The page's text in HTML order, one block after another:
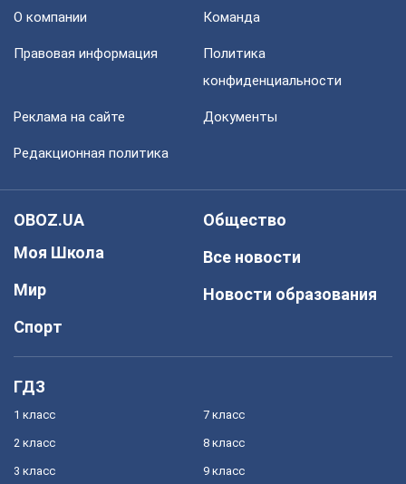
О компании Команда
Правовая информация
Политика
конфиденциальности
Реклама на сайте Документы
Редакционная политика
OBOZ.UA
Моя Школа
Мир
Спорт
Общество
Все новости
Новости образования
ГДЗ
1 класс
2 класс
3 класс
7 класс
8 класс
9 класс